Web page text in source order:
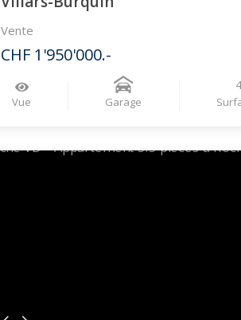
Vente
CHF 1'950'000.-
Vue Garage